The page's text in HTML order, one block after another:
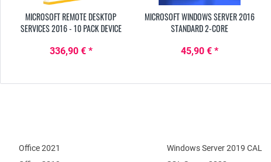
MICROSOFT REMOTE DESKTOP
SERVICES 2016 - 10 PACK DEVICE
336,90 € *
MICROSOFT WINDOWS SERVER 2016
STANDARD 2-CORE
45,90 € *
Office 2021
Windows Server 2019 CAL